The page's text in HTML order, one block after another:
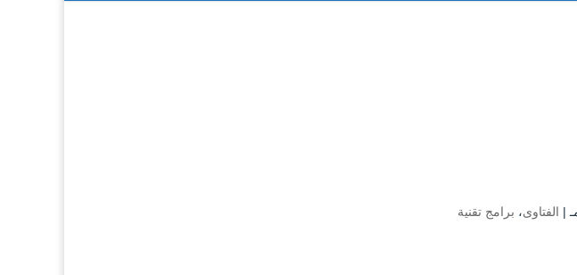
الفتاوى، برامج تقنية